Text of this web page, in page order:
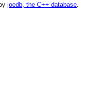
joedb, the C++ database